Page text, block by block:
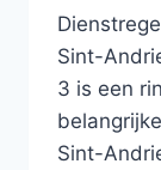
Sint-
3 is een
Sint-